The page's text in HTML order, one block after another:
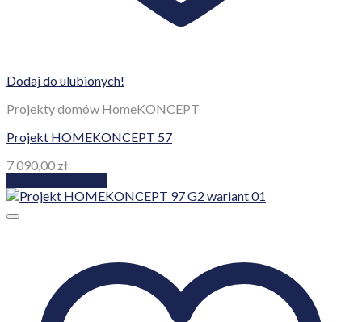
Dodaj do ulubionych!
Projekty domów HomeKONCEPT
Projekt HOMEKONCEPT 57
7 090,00 zł